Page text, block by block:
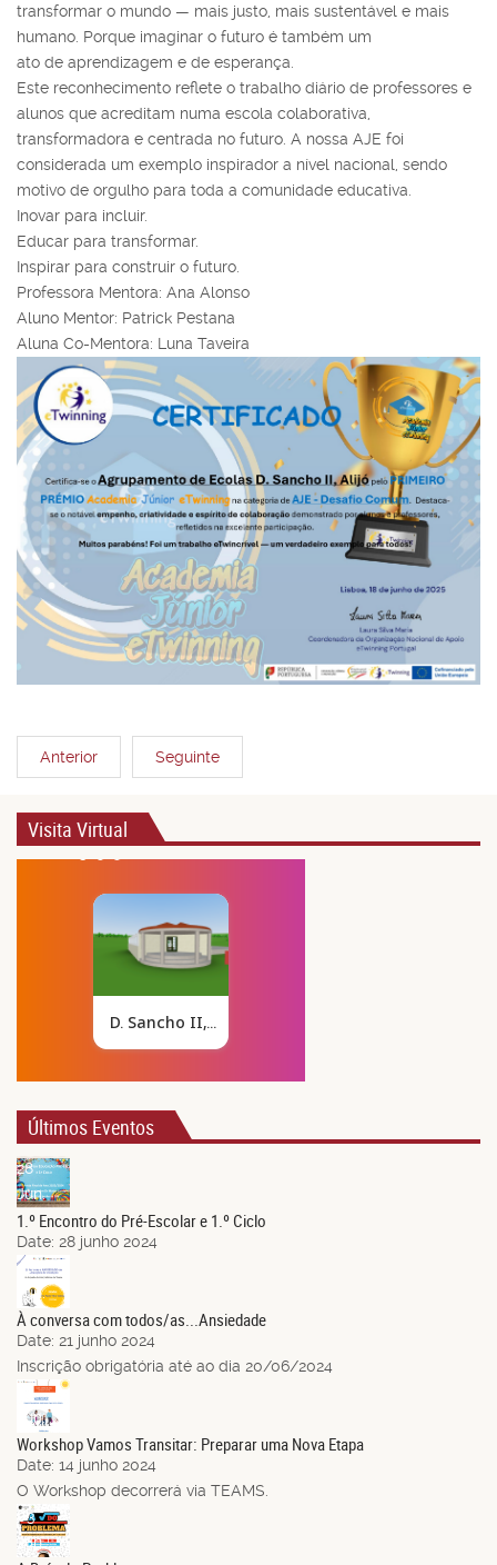
transformar o mundo — mais justo, mais sustentável e mais
humano. Porque imaginar o futuro é também um
ato de aprendizagem e de esperança.
Este reconhecimento reflete o trabalho diário de professores e
alunos que acreditam numa escola colaborativa,
transformadora e centrada no futuro. A nossa AJE foi
considerada um exemplo inspirador a nível nacional, sendo
motivo de orgulho para toda a comunidade educativa.
Inovar para incluir.
Educar para transformar.
Inspirar para construir o futuro.
Professora Mentora: Ana Alonso
Aluno Mentor: Patrick Pestana
Aluna Co-Mentora: Luna Taveira
Anterior Seguinte
Visita Virtual
Últimos Eventos
28
Jun.
1.º Encontro do Pré-Escolar e 1.º Ciclo
Date: 28 junho 2024
21
Jun.
À conversa com todos/as...Ansiedade
Date: 21 junho 2024
Inscrição obrigatória até ao dia 20/06/2024
Jun.
Workshop Vamos Transitar: Preparar uma Nova Etapa
Date: 14 junho 2024
O Workshop decorrerá via TEAMS.
03
Jun.